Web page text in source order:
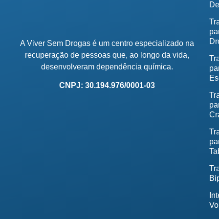
A Viver Sem Drogas é um centro especializado na
recuperação de pessoas que, ao longo da vida,
desenvolveram dependência química.
CNPJ: 30.194.976/0001-03